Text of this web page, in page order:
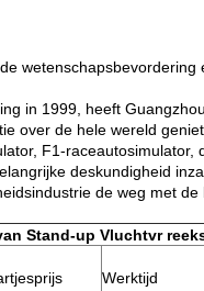
wetenschapsbevordering
in 1999, heeft
over de hele wereld
F1-
deskundigheid
de weg met
Stand-up Vluchtvr
Werktijd